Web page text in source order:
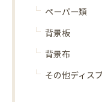
ペーパー類
背景板
背景布
その他ディス